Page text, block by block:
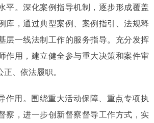
平。深化案例指导机制，逐步形成覆盖
库，通过典型案例、案例指引、法规释
层一线法制工作的服务指导。充分发挥
作用，建立健全参与重大决策和案件审
、依法履职。
作用。围绕重大活动保障、重点专项执
察，进一步创新督察督导工作方式，实